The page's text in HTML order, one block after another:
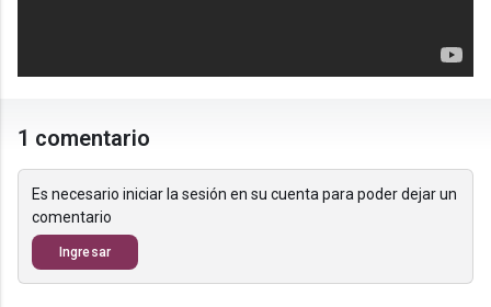
1 comentario
Es necesario iniciar la sesión en su cuenta para poder dejar un
comentario
Ingresar